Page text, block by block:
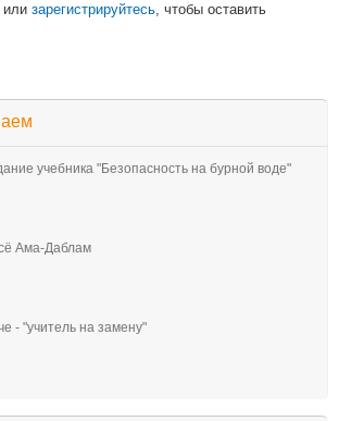
или зарегистрируйтесь, чтобы оставить
учебника "Безопасность на бурной воде"
Ама-Даблам
- "учитель на замену"